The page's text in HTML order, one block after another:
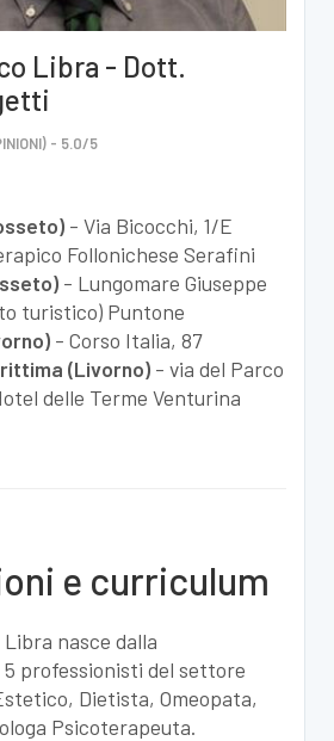
Libra - Dott.
- 5.0/5
- Via Bicocchi, 1/E
Follonichese Serafini
- Lungomare Giuseppe
turistico) Puntone
- Corso Italia, 87
(Livorno) - via del Parco
delle Terme Venturina
e curriculum
nasce dalla
professionisti del settore
Dietista, Omeopata,
Psicoterapeuta.